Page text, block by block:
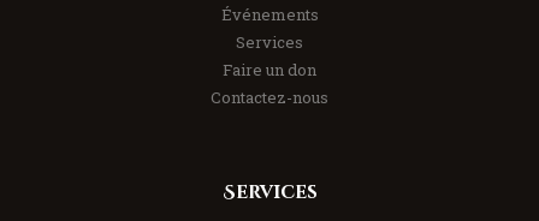
Événements
Services
Faire un don
Contactez-nous
Services